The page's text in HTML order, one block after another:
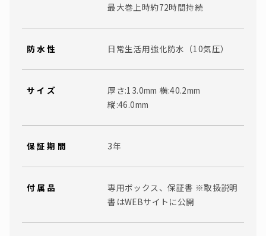
最大巻上時約72時間持続
防水性 日常生活用強化防水（10気圧）
サイズ
厚さ:13.0mm 横:40.2mm
縦:46.0mm
保証期間 3年
付属品
専用ボックス、保証書 ※取扱説明
書はWEBサイトに公開